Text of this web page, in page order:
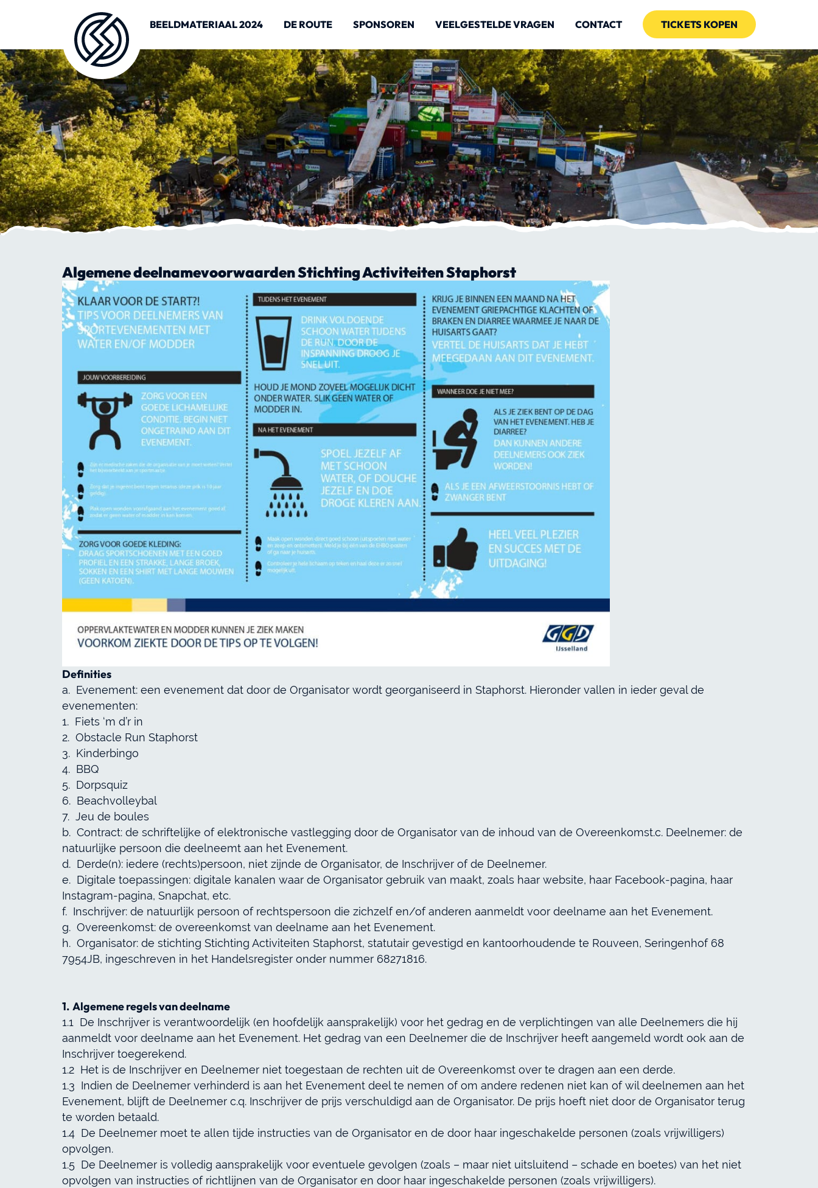
BEELDMATERIAAL 2024 DE ROUTE SPONSOREN VEELGESTELDE VRAGEN CONTACT TICKETS KOPEN
Algemene deelnamevoorwaarden Stichting Activiteiten Staphorst
Definities
a. Evenement: een evenement dat door de Organisator wordt georganiseerd in Staphorst. Hieronder vallen in ieder geval de
evenementen:
1. Fiets ‘m d’r in
2. Obstacle Run Staphorst
3. Kinderbingo
4. BBQ
5. Dorpsquiz
6. Beachvolleybal
7. Jeu de boules
b. Contract: de schriftelijke of elektronische vastlegging door de Organisator van de inhoud van de Overeenkomst.c. Deelnemer: de
natuurlijke persoon die deelneemt aan het Evenement.
d. Derde(n): iedere (rechts)persoon, niet zijnde de Organisator, de Inschrijver of de Deelnemer.
e. Digitale toepassingen: digitale kanalen waar de Organisator gebruik van maakt, zoals haar website, haar Facebook-pagina, haar
Instagram-pagina, Snapchat, etc.
f. Inschrijver: de natuurlijk persoon of rechtspersoon die zichzelf en/of anderen aanmeldt voor deelname aan het Evenement.
g. Overeenkomst: de overeenkomst van deelname aan het Evenement.
h. Organisator: de stichting Stichting Activiteiten Staphorst, statutair gevestigd en kantoorhoudende te Rouveen, Seringenhof 68
7954JB, ingeschreven in het Handelsregister onder nummer 68271816.
1. Algemene regels van deelname
1.1 De Inschrijver is verantwoordelijk (en hoofdelijk aansprakelijk) voor het gedrag en de verplichtingen van alle Deelnemers die hij
aanmeldt voor deelname aan het Evenement. Het gedrag van een Deelnemer die de Inschrijver heeft aangemeld wordt ook aan de
Inschrijver toegerekend.
1.2 Het is de Inschrijver en Deelnemer niet toegestaan de rechten uit de Overeenkomst over te dragen aan een derde.
1.3 Indien de Deelnemer verhinderd is aan het Evenement deel te nemen of om andere redenen niet kan of wil deelnemen aan het
Evenement, blijft de Deelnemer c.q. Inschrijver de prijs verschuldigd aan de Organisator. De prijs hoeft niet door de Organisator terug
te worden betaald.
1.4 De Deelnemer moet te allen tijde instructies van de Organisator en de door haar ingeschakelde personen (zoals vrijwilligers)
opvolgen.
1.5 De Deelnemer is volledig aansprakelijk voor eventuele gevolgen (zoals – maar niet uitsluitend – schade en boetes) van het niet
opvolgen van instructies of richtlijnen van de Organisator en door haar ingeschakelde personen (zoals vrijwilligers).